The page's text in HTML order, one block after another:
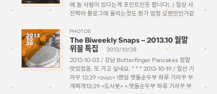
에 놀 사람이 있다는게 포인트인듯 합니다(..) 일상 사
진찍어 블로그에 올리는것도 뭔가 엄청 오랜만인거같
(애초부터 없었지만) 대충 찍어와서 보니 초점도 안
[…]
2013
10
28
PHOTOS
The Biweekly Snaps – 2013.10 월말
위꼴 특집
2013/10/28
2013-10-03 / 강남 Butterfinger Pancakes 정말
맛있었음. 또 가고 싶네요. * * * 2013-10-19 / 일산 기
라꾸 13:29 <zvuc> !랜덤 맷돌순두부 하루 기라꾸 부
개찌개13:29 <도사봇> + 맷돌순두부 하루 기라꾸 부